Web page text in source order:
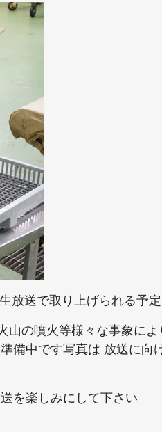
放送で取り上げられる予
の噴火等様々な事象に
備中です写真は 放送に向
を楽しみにして下さい